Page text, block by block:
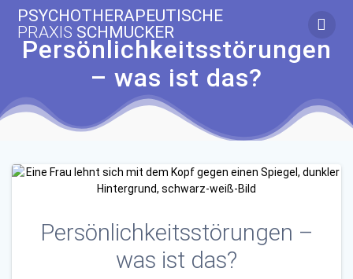
Zum
Inhalt
springen
PSYCHOTHERAPEUTISCHE
PRAXIS SCHMUCKER
Persönlichkeitsstörungen
– was ist das?
Persönlichkeitsstörungen –
was ist das?